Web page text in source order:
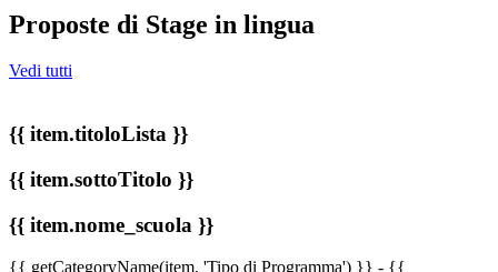
Proposte di Stage in lingua
Vedi tutti
{{ item.titoloLista }}
{{ item.sottoTitolo }}
{{ item.nome_scuola }}
{{ getCategoryName(item, 'Tipo di Programma') }} - {{